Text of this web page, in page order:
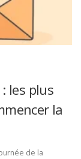
les plus
la
de la